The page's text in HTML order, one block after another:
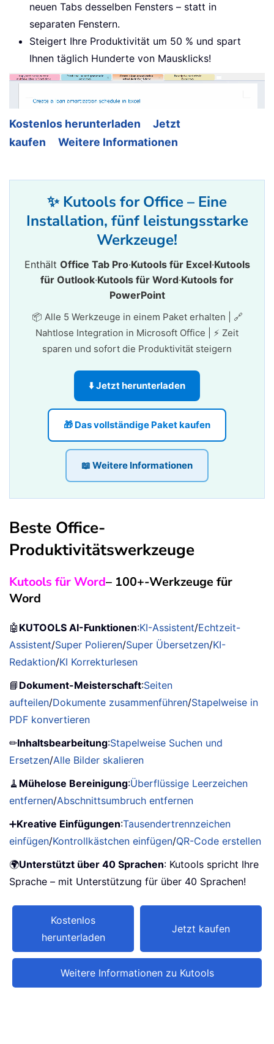
neuen Tabs desselben Fensters – statt in
separaten Fenstern.
Steigert Ihre Produktivität um 50 % und spart
Ihnen täglich Hunderte von Mausklicks!
Kostenlos herunterladen
Jetzt
kaufen
Weitere Informationen
✨ Kutools for Office – Eine
Installation, fünf leistungsstarke
Werkzeuge!
Enthält Office Tab Pro·Kutools für Excel·Kutools
für Outlook·Kutools für Word·Kutools for
PowerPoint
📦 Alle 5 Werkzeuge in einem Paket erhalten | 🔗
Nahtlose Integration in Microsoft Office | ⚡ Zeit
sparen und sofort die Produktivität steigern
⬇️ Jetzt herunterladen
🎁 Das vollständige Paket kaufen
📖 Weitere Informationen
Beste Office-
Produktivitätswerkzeuge
Kutools für Word– 100+-Werkzeuge für
Word
🤖 KUTOOLS AI-Funktionen:KI-Assistent/Echtzeit-
Assistent/Super Polieren/Super Übersetzen/KI-
Redaktion/KI Korrekturlesen
📘 Dokument-Meisterschaft:Seiten
aufteilen/Dokumente zusammenführen/Stapelweise in
PDF konvertieren
✏Inhaltsbearbeitung:Stapelweise Suchen und
Ersetzen/Alle Bilder skalieren
🧹 Mühelose Bereinigung:Überflüssige Leerzeichen
entfernen/Abschnittsumbruch entfernen
➕Kreative Einfügungen:Tausendertrennzeichen
einfügen/Kontrollkästchen einfügen/QR-Code erstellen
🌍Unterstützt über 40 Sprachen: Kutools spricht Ihre
Sprache – mit Unterstützung für über 40 Sprachen!
Kostenlos
herunterladen
Jetzt kaufen
Weitere Informationen zu Kutools